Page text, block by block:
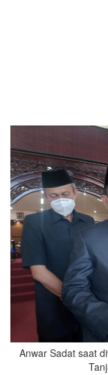
Anwar Sadat saat